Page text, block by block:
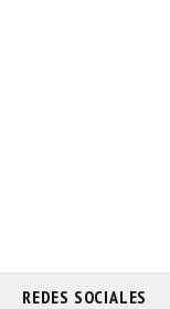
REDES SOCIALES